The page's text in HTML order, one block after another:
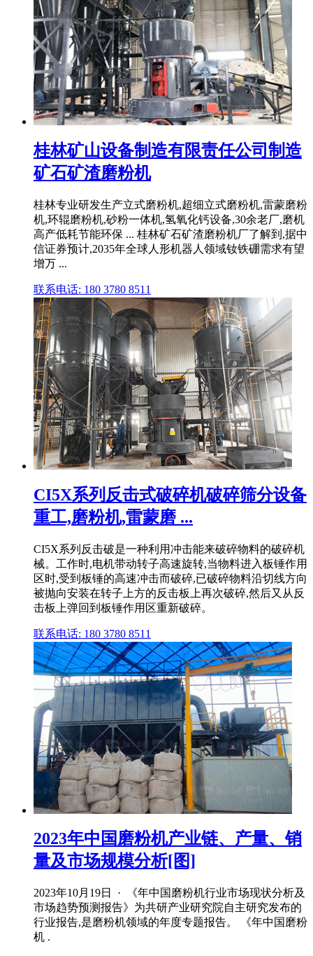
桂林矿山设备制造有限责任公司制造
矿石矿渣磨粉机
桂林专业研发生产立式磨粉机,超细立式磨粉机,雷蒙磨粉
机,环辊磨粉机,砂粉一体机,氢氧化钙设备,30余老厂,磨机
高产低耗节能环保 ... 桂林矿石矿渣磨粉机厂了解到,据中
信证券预计,2035年全球人形机器人领域钕铁硼需求有望
增万 ...
联系电话: 180 3780 8511
CI5X系列反击式破碎机破碎筛分设备
重工,磨粉机,雷蒙磨 ...
CI5X系列反击破是一种利用冲击能来破碎物料的破碎机
械。工作时,电机带动转子高速旋转,当物料进入板锤作用
区时,受到板锤的高速冲击而破碎,已破碎物料沿切线方向
被抛向安装在转子上方的反击板上再次破碎,然后又从反
击板上弹回到板锤作用区重新破碎。
联系电话: 180 3780 8511
2023年中国磨粉机产业链、产量、销
量及市场规模分析[图]
2023年10月19日 · 《年中国磨粉机行业市场现状分析及
市场趋势预测报告》为共研产业研究院自主研究发布的
行业报告,是磨粉机领域的年度专题报告。 《年中国磨粉
机 .